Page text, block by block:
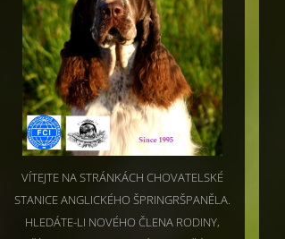
VÍTEJTE NA STRÁNKÁCH CHOVATELSKÉ
STANICE ANGLICKÉHO ŠPRINGRŠPANĚLA.
HLEDÁTE-LI NOVÉHO ČLENA RODINY,